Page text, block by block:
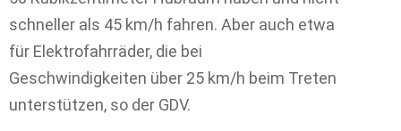
schneller als 45 km/h fahren. Aber auch etwa
für Elektrofahrräder, die bei
Geschwindigkeiten über 25 km/h beim Treten
unterstützen, so der GDV.